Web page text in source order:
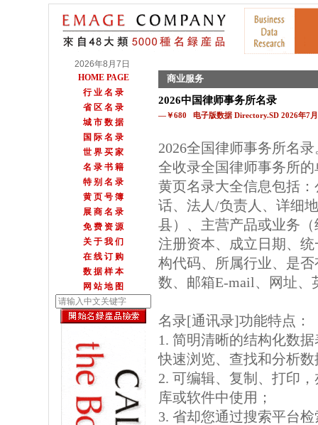
2026年8月7日
HOME PAGE
行 业 名 录
省 区 名 录
城 市 数 据
国 际 名 录
世 界 买 家
名 录 书 籍
特 别 名 录
黄 页 号 簿
展 商 名 录
免 费 资 源
关 于 我 们
在 线 订 购
数 据 样 本
网 站 地 图
商业服务
2026中国律师事务所名录
—￥680 电子版数据 Directory.SD 2026年7
2026全国律师事务所名
全收录全国律师事务所
黄页名录大全信息包括
话、法人/负责人、详细
县）、主营产品或业务
注册资本、成立日期、
构代码、所属行业、是
数、邮箱E-mail、网址、
名录[通讯录]功能特点：
1. 简明清晰的结构化数
快速浏览、查找和分析数
2. 可编辑、复制、打印
库或软件中使用；
3. 省却您通过搜索平台